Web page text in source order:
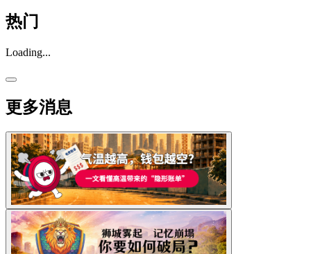
热门
Loading...
更多消息